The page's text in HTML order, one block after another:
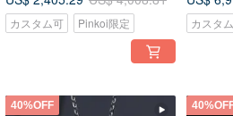
ヤモンド | 天然 A 貨翡翠 | ギ
フト
カスタム可 Pinkoi限定
ヤモン
本翡翠
カスタ
40%OFF